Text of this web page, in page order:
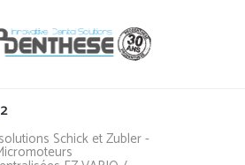
Schick et Zubler -